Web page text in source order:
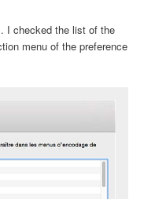
I checked the list of the
menu of the preference